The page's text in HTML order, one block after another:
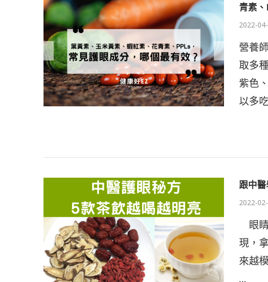
青素
2022-
營養
取多
紫色
以多
跟中
2022-
眼
現，
來越
…